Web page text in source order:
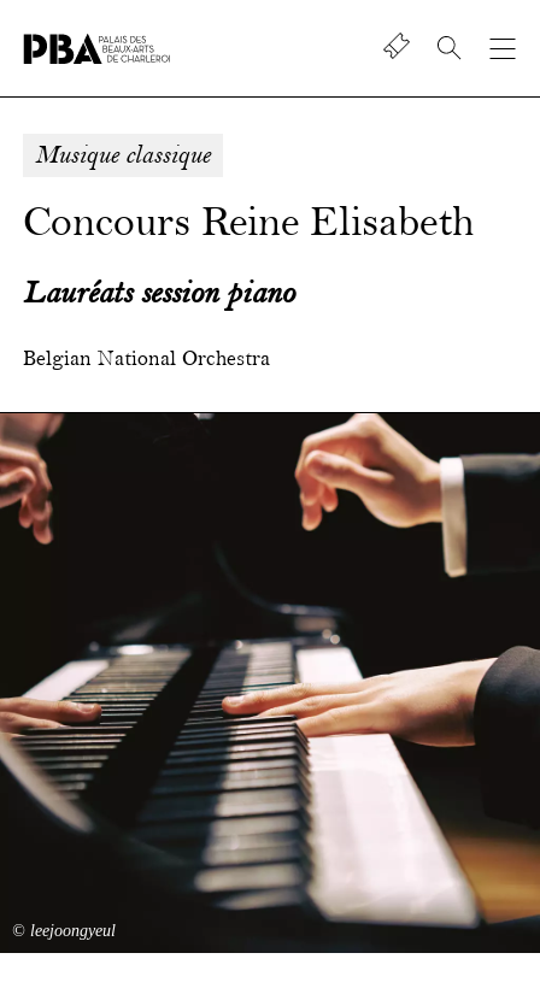
beaux-
de
Charleroi
Shop
Musique classique
Concours Reine Elisabeth
Lauréats session piano
Belgian National Orchestra
© leejoongyeul